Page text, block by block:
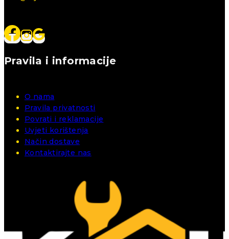
Pravila i informacije
O nama
Pravila privatnosti
Povrati i reklamacije
Uvjeti korištenja
Način dostave
Kontaktirajte nas